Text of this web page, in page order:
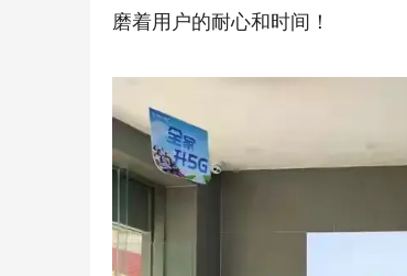
磨着用户的耐心和时间！